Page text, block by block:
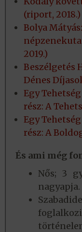
(riport, 2018.)
Bolya
2019.)
Beszélgetés
Dénes
Egy
rész: A
Egy
rész: A
És ami még
Nős; 3
nagyapja.